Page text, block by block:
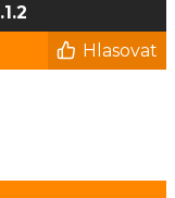
Hlasovat